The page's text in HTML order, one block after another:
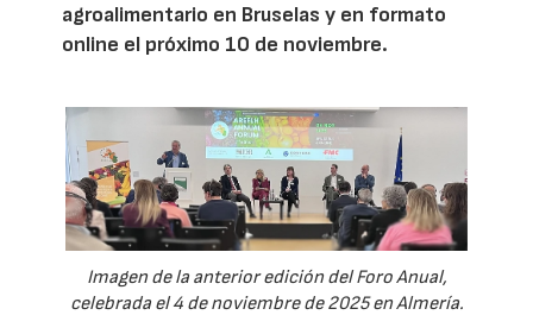
agroalimentario en Bruselas y en formato
online el próximo 10 de noviembre.
Imagen de la anterior edición del Foro Anual,
celebrada el 4 de noviembre de 2025 en Almería.